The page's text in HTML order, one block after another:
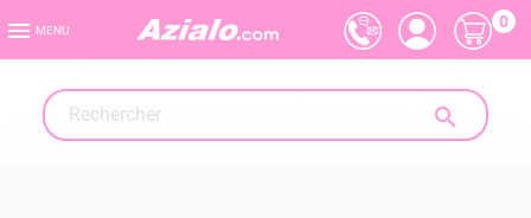
 MENU

0